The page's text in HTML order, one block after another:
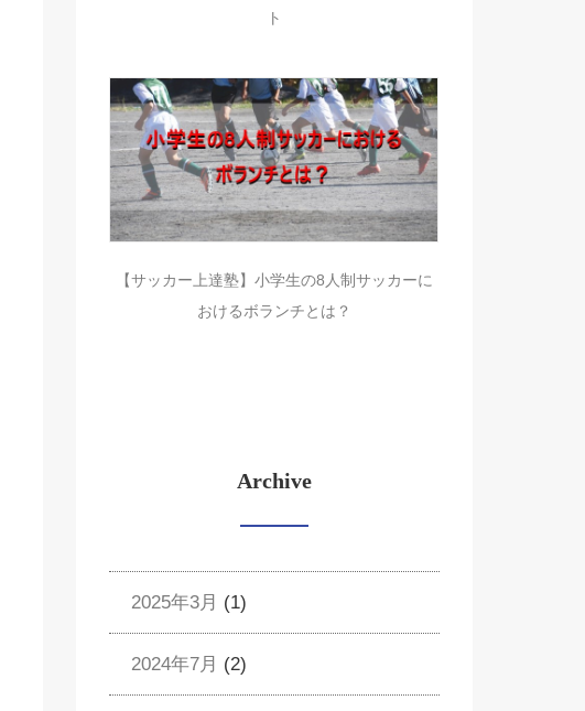
ト
【サッカー上達塾】小学生の8人制サッカーに
おけるボランチとは？
Archive
2025年3月 (1)
2024年7月 (2)